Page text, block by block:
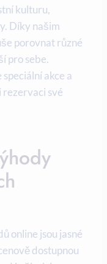
kulturu,
Díky našim
porovnat různé‌
pro sebe.
akce ⁢a
‍rezervaci své
online ⁣jsou jasné
dostupnou